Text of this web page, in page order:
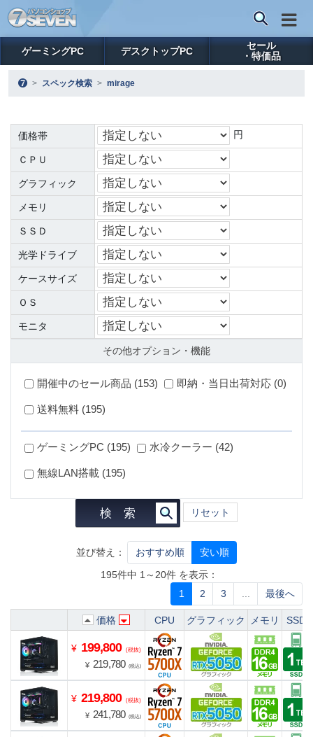
ゲーミングPC デスクトップPC
セール
・特価品
スペック検索 mirage
価格帯 円
ＣＰＵ
グラフィック
メモリ
ＳＳＤ
光学ドライブ
ケースサイズ
ＯＳ
モニタ
その他オプション・機能
開催中のセール商品 (153) 即納・当日出荷対応 (0)
送料無料 (195)
ゲーミングPC (195) 水冷クーラー (42)
無線LAN搭載 (195)
検 索 リセット
並び替え： おすすめ順
安い順
195件中 1～20件 を表示：
1
2 3 ... 最後へ
価格 CPU グラフィック メモリ SSD
¥ 199,800 (税抜)
¥ 219,780 (税込)
¥ 219,800 (税抜)
¥ 241,780 (税込)